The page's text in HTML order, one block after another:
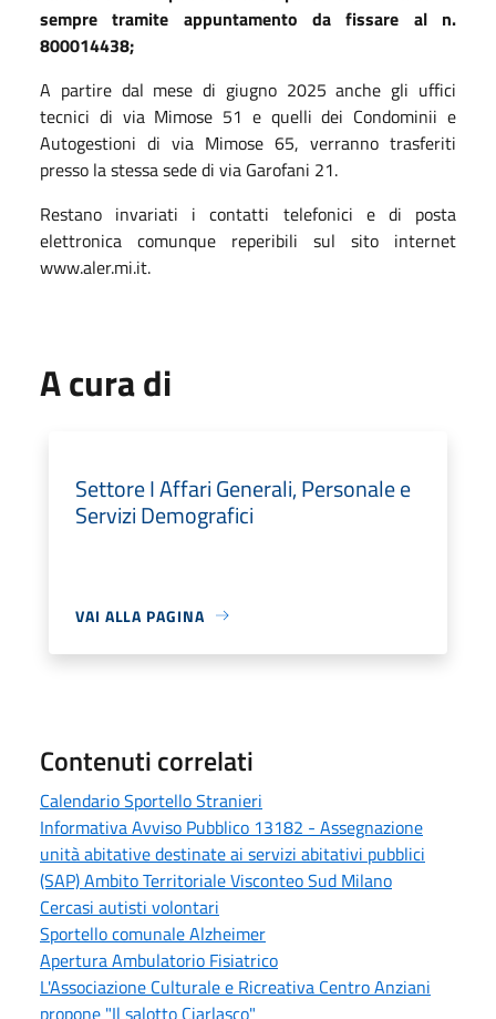
sempre tramite appuntamento da fissare al n.
800014438;
A partire dal mese di giugno 2025 anche gli uffici
tecnici di via Mimose 51 e quelli dei Condominii e
Autogestioni di via Mimose 65, verranno trasferiti
presso la stessa sede di via Garofani 21.
Restano invariati i contatti telefonici e di posta
elettronica comunque reperibili sul sito internet
www.aler.mi.it.
A cura di
Settore I Affari Generali, Personale e
Servizi Demografici
VAI ALLA PAGINA
Contenuti correlati
Calendario Sportello Stranieri
Informativa Avviso Pubblico 13182 - Assegnazione
unità abitative destinate ai servizi abitativi pubblici
(SAP) Ambito Territoriale Visconteo Sud Milano
Cercasi autisti volontari
Sportello comunale Alzheimer
Apertura Ambulatorio Fisiatrico
L'Associazione Culturale e Ricreativa Centro Anziani
propone "Il salotto Ciarlasco"